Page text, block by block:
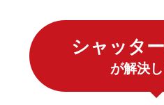
シャッタ
が解決